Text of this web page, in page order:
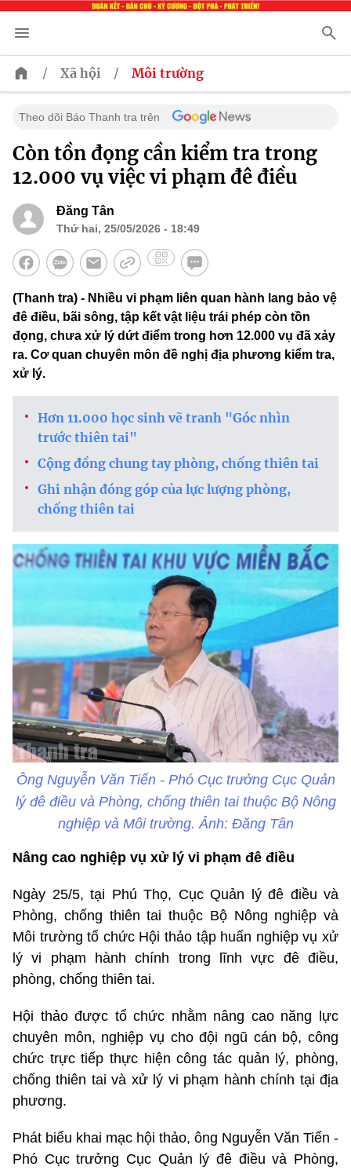
/ Xã hội / Môi trường
Theo dõi Báo Thanh tra trên
Còn tồn đọng cần kiểm tra trong
12.000 vụ việc vi phạm đê điều
Đăng Tân
Thứ hai, 25/05/2026 - 18:49
(Thanh tra) - Nhiều vi phạm liên quan hành lang bảo vệ
đê điều, bãi sông, tập kết vật liệu trái phép còn tồn
đọng, chưa xử lý dứt điểm trong hơn 12.000 vụ đã xảy
ra. Cơ quan chuyên môn đề nghị địa phương kiểm tra,
xử lý.
Hơn 11.000 học sinh vẽ tranh "Góc nhìn
trước thiên tai"
Cộng đồng chung tay phòng, chống thiên tai
Ghi nhận đóng góp của lực lượng phòng,
chống thiên tai
Ông Nguyễn Văn Tiến - Phó Cục trưởng Cục Quản
lý đê điều và Phòng, chống thiên tai thuộc Bộ Nông
nghiệp và Môi trường. Ảnh: Đăng Tân
Nâng cao nghiệp vụ xử lý vi phạm đê điều
Ngày 25/5, tại Phú Thọ, Cục Quản lý đê điều và
Phòng, chống thiên tai thuộc Bộ Nông nghiệp và
Môi trường tổ chức Hội thảo tập huấn nghiệp vụ xử
lý vi phạm hành chính trong lĩnh vực đê điều,
phòng, chống thiên tai.
Hội thảo được tổ chức nhằm nâng cao năng lực
chuyên môn, nghiệp vụ cho đội ngũ cán bộ, công
chức trực tiếp thực hiện công tác quản lý, phòng,
chống thiên tai và xử lý vi phạm hành chính tại địa
phương.
Phát biểu khai mạc hội thảo, ông Nguyễn Văn Tiến -
Phó Cục trưởng Cục Quản lý đê điều và Phòng,